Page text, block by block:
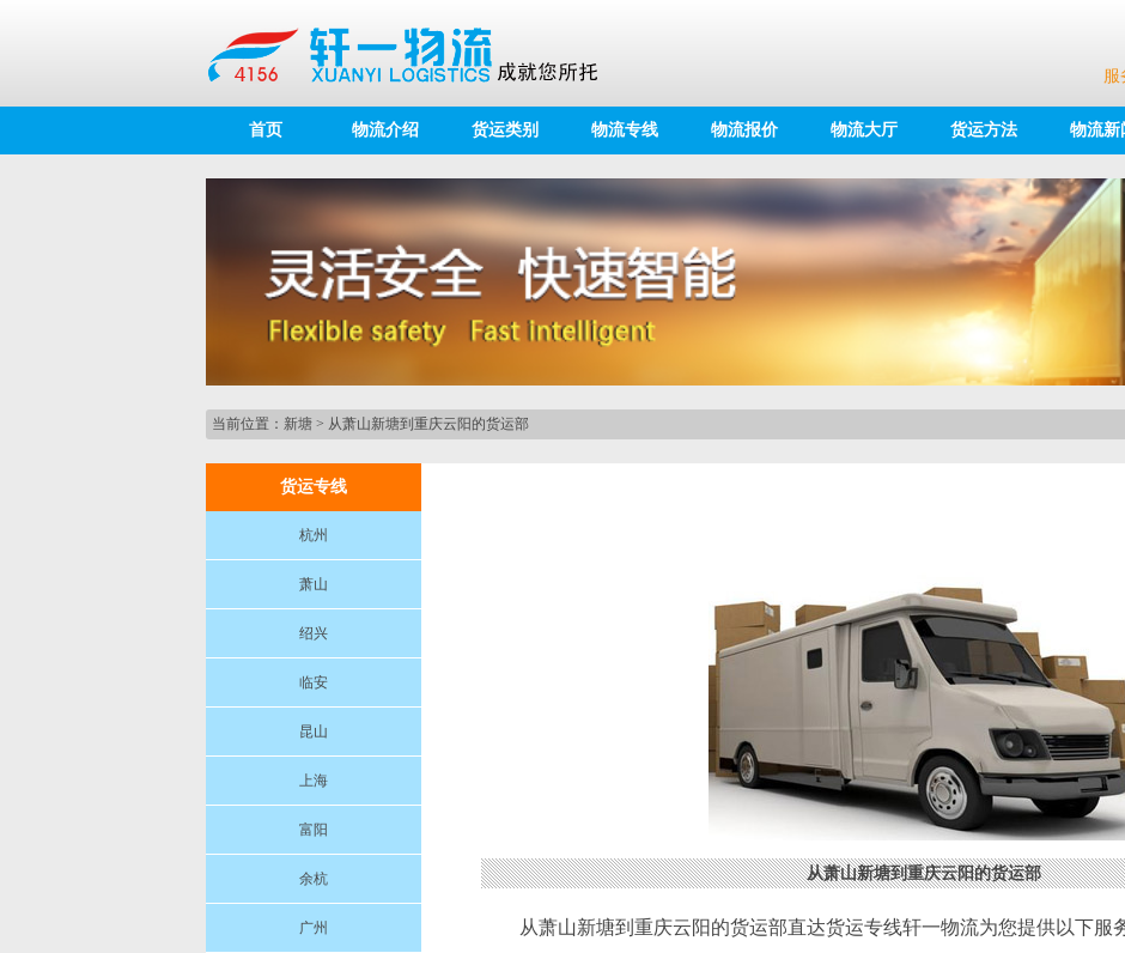
服
首页 物流介绍 货运类别 物流专线 物流报价 物流大厅 货运方法 物流新
当前位置： 新塘 > 从萧山新塘到重庆云阳的货运部
货运专线
杭州
萧山
绍兴
临安
昆山
上海
富阳
余杭
广州
从萧山新塘到重庆云阳的货运部
从萧山新塘到重庆云阳的货运部直达货运专线轩一物流为您提供以下服